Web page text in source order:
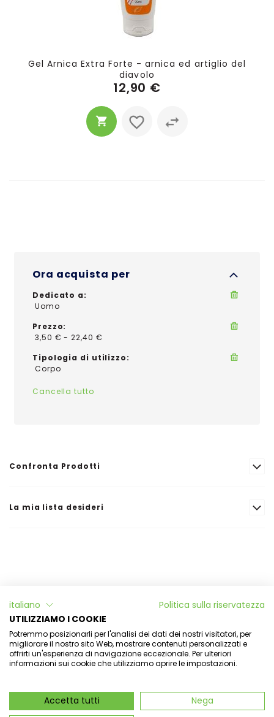
Gel Arnica Extra Forte - arnica ed artiglio del
diavolo
12,90 €
Ora acquista per
Dedicato a
Uomo
Prezzo
3,50 € - 22,40 €
Tipologia di utilizzo
Corpo
Cancella tutto
Confronta Prodotti
La mia lista desideri
L'Officina di Aulina
Il mio account
Newsletter
Aulina Srl - Via dell'aulina 14 - 12035 Racconigi -
italiano
Politica sulla riservatezza
UTILIZZIAMO I COOKIE
Potremmo posizionarli per l'analisi dei dati dei nostri visitatori, per
migliorare il nostro sito Web, mostrare contenuti personalizzati e
offrirti un'esperienza di navigazione eccezionale. Per ulteriori
informazioni sui cookie che utilizziamo aprire le impostazioni.
Accetta tutti Nega